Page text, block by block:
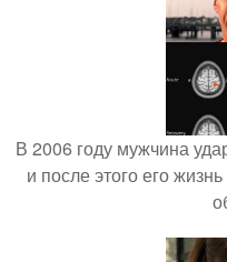
В 2006 году мужчина
и после этого его